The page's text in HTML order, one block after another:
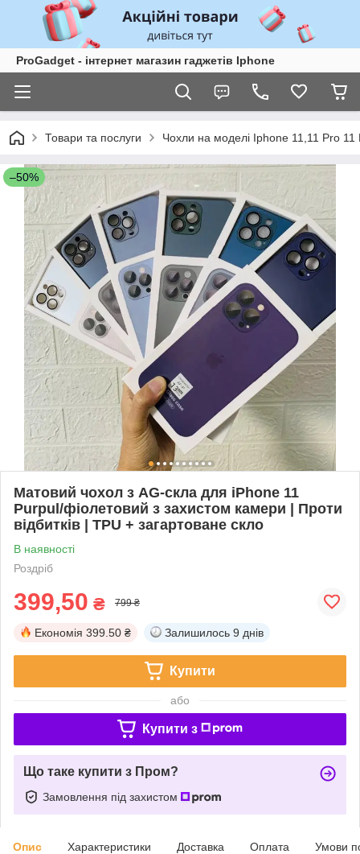
ProGadget - iнтернет магазин гаджетів Iphone
Товари та послуги Чохли на моделі Iphone 11,11 Pro 11
–50%
Матовий чохол з AG-скла для iPhone 11
Purpul/фіолетовий з захистом камери | Проти
відбитків | TPU + загартоване скло
В наявності
Роздріб
399,50 ₴ 799 ₴
Економія 399.50 ₴ Залишилось 9 днів
Купити
або
Купити з
Що таке купити з Пром?
Замовлення під захистом
Опис Характеристики Доставка Оплата Умови